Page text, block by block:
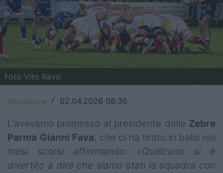
6 Nazioni
United Rugby Championship
Top14
Premiership
Champions Cup
World Rugby
Rugby World Cup
Foto Vito Ravo
Redazione / 02.04.2026 08:36
L'avevamo promesso al presidente delle Zebre
Parma Gianni Fava, che ci ha tirato in ballo nei
mesi scorsi affermando: «Qualcuno si è
divertito a dire che siamo stati la squadra con